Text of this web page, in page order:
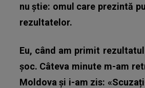
nu știe: omul care prezintă
rezultatelor.
Eu, când am primit
șoc. Câteva minute m-am
Moldova și i-am zis: